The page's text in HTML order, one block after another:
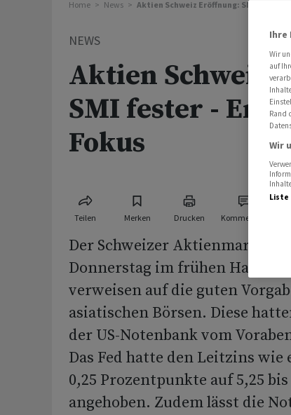
Home News Aktien Schweiz Eröffnung: SMI fester -
NEWS
Aktien Schweiz
SMI fester -
Fokus
Teilen Merken Drucken Kommentare
Der Schweizer Aktienmarkt
Donnerstag im frühen Handel
verweisen auf die guten
asiatischen Börsen. Diese
der US-Notenbank vom
Das Fed hatte den Leitzins
0,25 Prozentpunkte auf 5,25
angehoben. Zudem lässt die
Ihre
Wir
auf
Rand
Wir